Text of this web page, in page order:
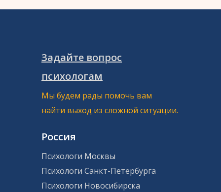
Задайте вопрос
психологам
Мы будем рады помочь вам
найти выход из сложной ситуации.
Россия
Психологи Москвы
Психологи Санкт-Петербурга
Психологи Новосибирска